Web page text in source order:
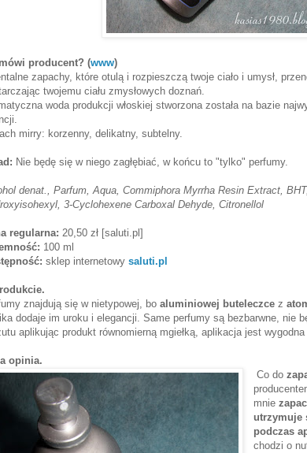
producent? (www)
zapachy, które otulą i rozpieszczą twoje ciało i umysł,
twojemu ciału zmysłowych doznań.
woda produkcji włoskiej stworzona została na bazie
mirry: korzenny, delikatny, subtelny.
Nie będę się w niego zagłębiać, w końcu to "tylko" perfumy.
denat., Parfum, Aqua, Commiphora Myrrha Resin Extract,
3-Cyclohexene Carboxal Dehyde, Citronellol
regularna: 20,50 zł [saluti.pl]
100 ml
sklep internetowy saluti.pl
znajdują się w nietypowej, bo aluminiowej buteleczce z
dodaje im uroku i elegancji. Same perfumy są bezbarwne, nie
aplikując produkt równomierną mgiełką, aplikacja jest
opinia.
Co do
mnie
utrzymuje
podczas
chodzi o